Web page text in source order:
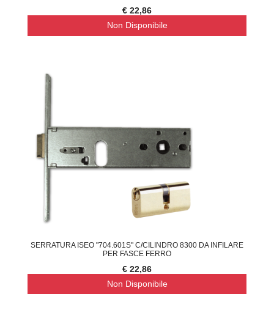
€ 22,86
Non Disponibile
SERRATURA ISEO "704.601S" C/CILINDRO 8300 DA INFILARE
PER FASCE FERRO
€ 22,86
Non Disponibile